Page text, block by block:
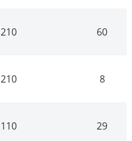
210 60
210 8
110 29